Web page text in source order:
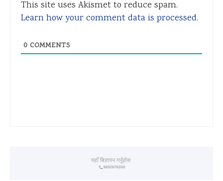
This site uses Akismet to reduce spam.
Learn how your comment data is processed.
0 COMMENTS